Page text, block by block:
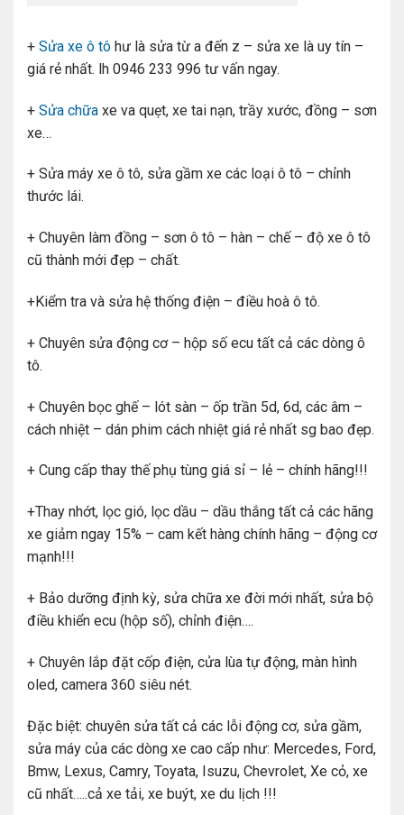
+ Sửa xe ô tô hư là sửa từ a đến z – sửa xe là uy tín –
giá rẻ nhất. lh 0946 233 996 tư vấn ngay.
+ Sửa chữa xe va quẹt, xe tai nạn, trầy xước, đồng – sơn
xe…
+ Sửa máy xe ô tô, sửa gầm xe các loại ô tô – chỉnh
thước lái.
+ Chuyên làm đồng – sơn ô tô – hàn – chế – độ xe ô tô
cũ thành mới đẹp – chất.
+Kiểm tra và sửa hệ thống điện – điều hoà ô tô.
+ Chuyên sửa động cơ – hộp số ecu tất cả các dòng ô
tô.
+ Chuyên bọc ghế – lót sàn – ốp trần 5d, 6d, các âm –
cách nhiệt – dán phim cách nhiệt giá rẻ nhất sg bao đẹp.
+ Cung cấp thay thế phụ tùng giá sỉ – lẻ – chính hãng!!!
+Thay nhớt, lọc gió, lọc dầu – dầu thắng tất cả các hãng
xe giảm ngay 15% – cam kết hàng chính hãng – động cơ
mạnh!!!
+ Bảo dưỡng định kỳ, sửa chữa xe đời mới nhất, sửa bộ
điều khiển ecu (hộp số), chỉnh điện….
+ Chuyên lắp đặt cốp điện, cửa lùa tự động, màn hình
oled, camera 360 siêu nét.
Đặc biệt: chuyên sửa tất cả các lỗi động cơ, sửa gầm,
sửa máy của các dòng xe cao cấp như: Mercedes, Ford,
Bmw, Lexus, Camry, Toyata, Isuzu, Chevrolet, Xe cỏ, xe
cũ nhất…..cả xe tải, xe buýt, xe du lịch !!!